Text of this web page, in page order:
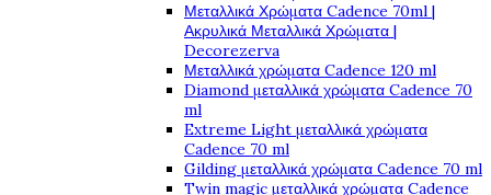
Μεταλλικά Χρώματα Cadence 70ml |
Ακρυλικά Μεταλλικά Χρώματα |
Decorezerva
Μεταλλικά χρώματα Cadence 120 ml
Diamond μεταλλικά χρώματα Cadence 70
ml
Extreme Light μεταλλικά χρώματα
Cadence 70 ml
Gilding μεταλλικά χρώματα Cadence 70 ml
Twin magic μεταλλικά χρώματα Cadence